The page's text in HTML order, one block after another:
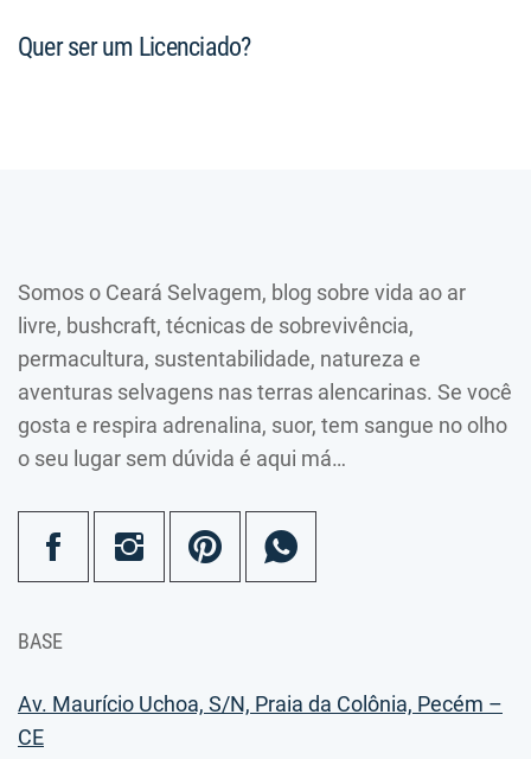
Quer ser um Licenciado?
Somos o Ceará Selvagem, blog sobre vida ao ar
livre, bushcraft, técnicas de sobrevivência,
permacultura, sustentabilidade, natureza e
aventuras selvagens nas terras alencarinas. Se você
gosta e respira adrenalina, suor, tem sangue no olho
o seu lugar sem dúvida é aqui má…
BASE
Av. Maurício Uchoa, S/N, Praia da Colônia, Pecém –
CE